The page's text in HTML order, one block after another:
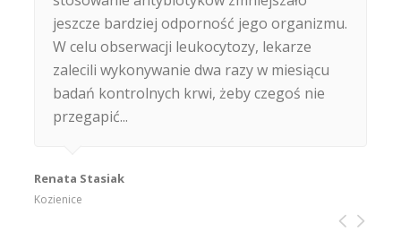
jeszcze bardziej odporność jego organizmu.
W celu obserwacji leukocytozy, lekarze
zalecili wykonywanie dwa razy w miesiącu
badań kontrolnych krwi, żeby czegoś nie
przegapić...
Renata Stasiak
Kozienice
o jego zdrowie. Zasypianie i budzenie się
było koszmarem, sen też był bardzo
niespokojny. Kiedy się zdenerwował nie
potrafił się bardzo długo uspokoić. W wieku
prawic 4 lat Kuba został zdiagnozowany
Justyna Walas